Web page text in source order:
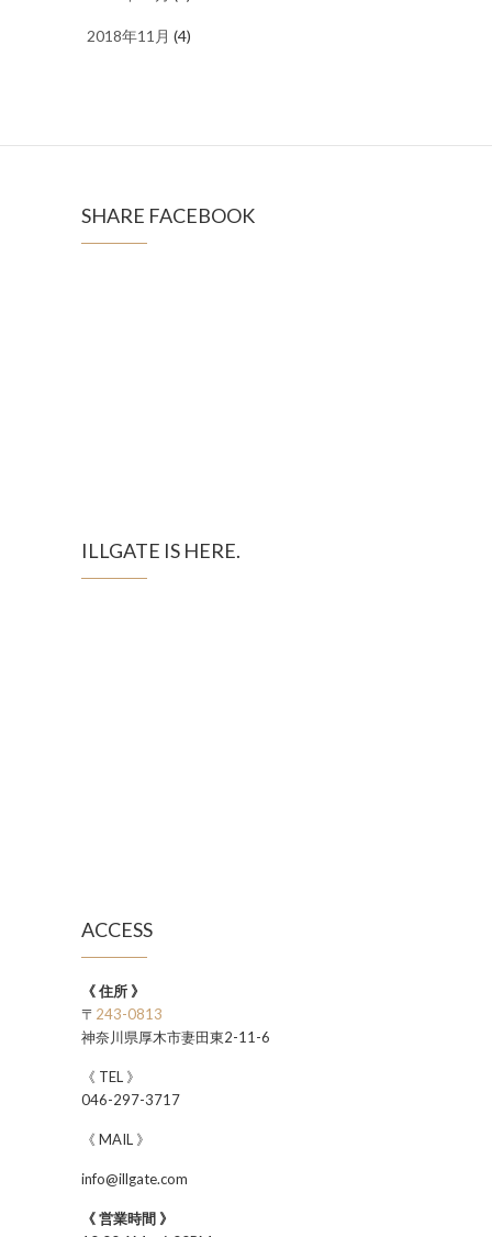
2018年11月 (4)
SHARE FACEBOOK
ILLGATE IS HERE.
ACCESS
《 住所 》
〒 243-0813
神奈川県厚木市妻田東2-11-6
《 TEL 》
046-297-3717
《 MAIL 》
info@illgate.com
《 営業時間 》